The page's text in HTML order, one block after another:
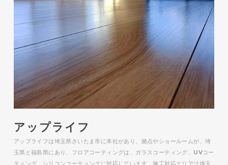
アップライフ
アップライフは埼玉県さいたま市に本社があり、拠点やショールームが、埼
玉県と福島県にあり、フロアコーティングは、ガラスコーティング、UVコー
ティング、シリコンコーティングに対応しています。施工対応エリアは埼玉